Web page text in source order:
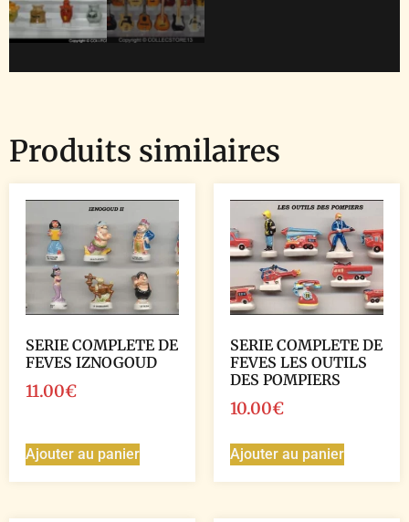
Produits similaires
SERIE COMPLETE DE
FEVES IZNOGOUD
11.00€
Ajouter au panier
SERIE COMPLETE DE
FEVES LES OUTILS
DES POMPIERS
10.00€
Ajouter au panier